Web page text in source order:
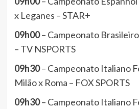
x Leganes – STAR+
09h00– Campeonato
– TV NSPORTS
09h30– Campeonato Italiano
Milão x Roma – FOX SPORTS
09h30– Campeonato Italiano